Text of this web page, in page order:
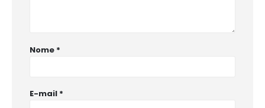
Nome *
E-mail *